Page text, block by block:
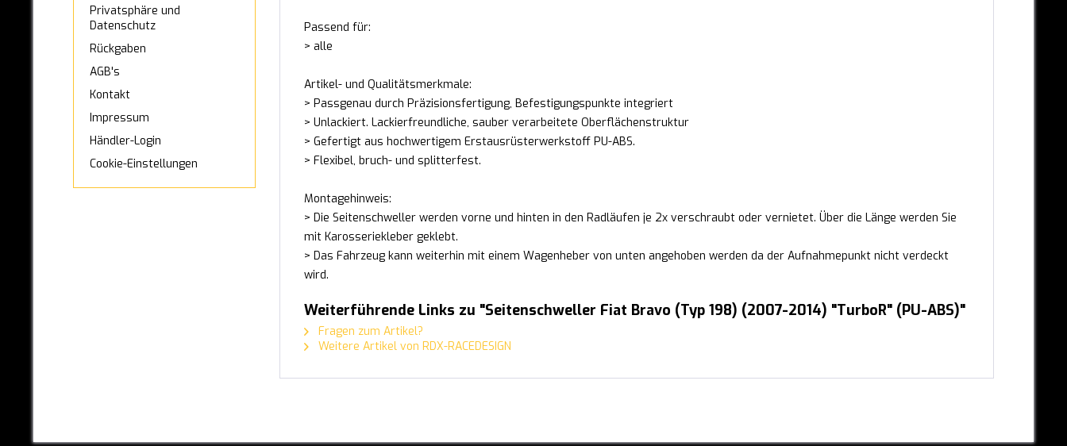
Punto Evo (199)
Grande Punto (199)
Stilo
Fiorino
Qubo
Scudo
Ulysse
Talento
Ducato
Privatsphäre und
Datenschutz
Rückgaben
AGB's
Kontakt
Impressum
Händler-Login
Cookie-Einstellungen
Passend für:
> alle
Artikel- und Qualitätsmerkmale:
> Passgenau durch Präzisionsfertigung, Befestigungspunkte integriert
> Unlackiert. Lackierfreundliche, sauber verarbeitete Oberflächenstruktur
> Gefertigt aus hochwertigem Erstausrüsterwerkstoff PU-ABS.
> Flexibel, bruch- und splitterfest.
Montagehinweis:
> Die Seitenschweller werden vorne und hinten in den Radläufen je 2x verschraubt oder vernietet. Über die Länge werden Sie
mit Karosseriekleber geklebt.
> Das Fahrzeug kann weiterhin mit einem Wagenheber von unten angehoben werden da der Aufnahmepunkt nicht verdeckt
wird.
Weiterführende Links zu "Seitenschweller Fiat Bravo (Typ 198) (2007-2014) "TurboR" (PU-ABS)"
Fragen zum Artikel?
Weitere Artikel von RDX-RACEDESIGN